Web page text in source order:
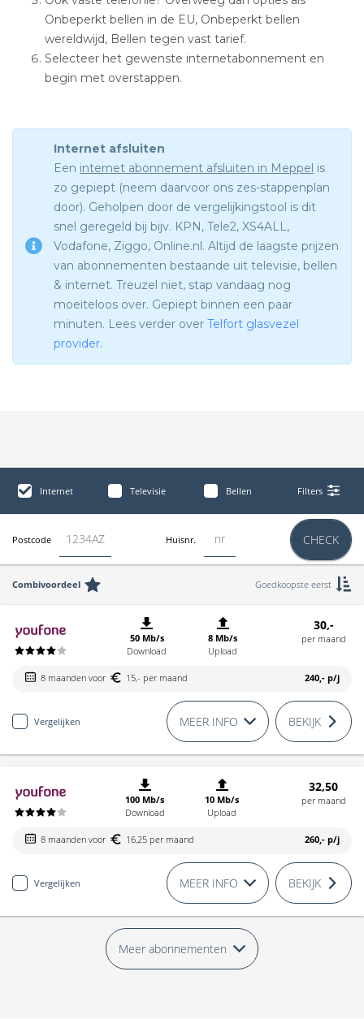
Onbeperkt bellen in de EU, Onbeperkt bellen
wereldwijd, Bellen tegen vast tarief.
Selecteer het gewenste internetabonnement en
begin met overstappen.
Internet afsluiten
Een internet abonnement afsluiten in Meppel is
zo gepiept (neem daarvoor ons zes-stappenplan
door). Geholpen door de vergelijkingstool is dit
snel geregeld bij bijv. KPN, Tele2, XS4ALL,
Vodafone, Ziggo, Online.nl. Altijd de laagste prijzen
van abonnementen bestaande uit televisie, bellen
& internet. Treuzel niet, stap vandaag nog
moeiteloos over. Gepiept binnen een paar
minuten. Lees verder overTelfort glasvezel
provider.
Internet Televisie Bellen Filters
Postcode Huisnr. CHECK
Combivoordeel Goedkoopste eerst
50 Mb/s
Download
8 Mb/s
Upload
30,-
per maand
8 maanden voor 15,- per maand 240,- p/j
Vergelijken MEER INFO BEKIJK
100 Mb/s
Download
10 Mb/s
Upload
32,50
per maand
8 maanden voor 16,25 per maand 260,- p/j
Vergelijken MEER INFO BEKIJK
Meer abonnementen